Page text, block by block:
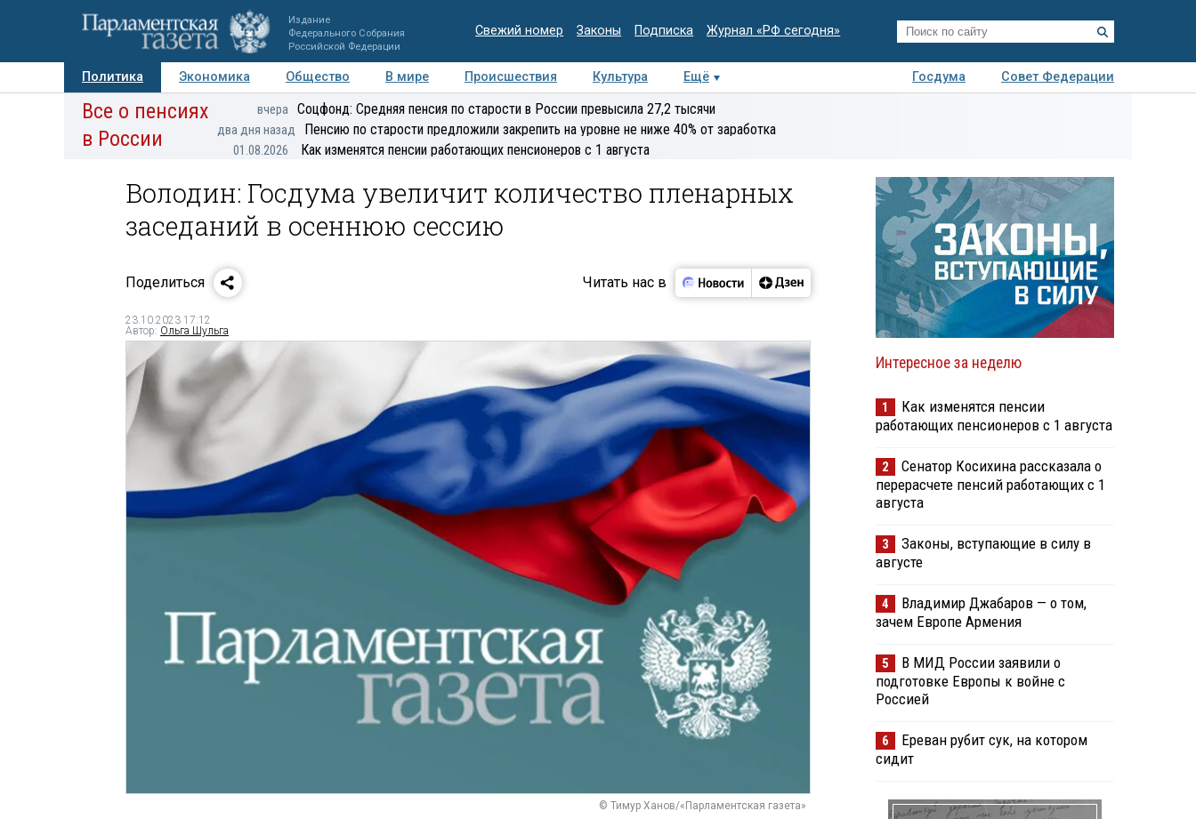
Издание
Федерального Собрания
Российской Федерации
Свежий номер Законы Подписка Журнал «РФ сегодня»
Политика Экономика Общество В мире Происшествия Культура Ещё Госдума
Совет Федерации
Авторы Персоны Мнения Регионы Медиацентр Интервью Колумнисты
экспертиза
Все о пенсиях
в России
вчера Соцфонд: Средняя пенсия по старости в России превысила 27,2 тысячи
два дня назад Пенсию по старости предложили закрепить на уровне не ниже 40% от заработка
01.08.2026 Как изменятся пенсии работающих пенсионеров с 1 августа
Володин: Госдума увеличит количество пленарных
заседаний в осеннюю сессию
Поделиться Читать нас в
23.10.2023 17:12
Автор: Ольга Шульга
© Тимур Ханов/«Парламентская газета»
Интересное за неделю
1
Как изменятся пенсии
работающих пенсионеров с 1 августа
2
Сенатор Косихина рассказала о
перерасчете пенсий работающих с 1
августа
3
Законы, вступающие в силу в
августе
4
Владимир Джабаров — о том,
зачем Европе Армения
5
В МИД России заявили о
подготовке Европы к войне с
Россией
6
Ереван рубит сук, на котором
сидит